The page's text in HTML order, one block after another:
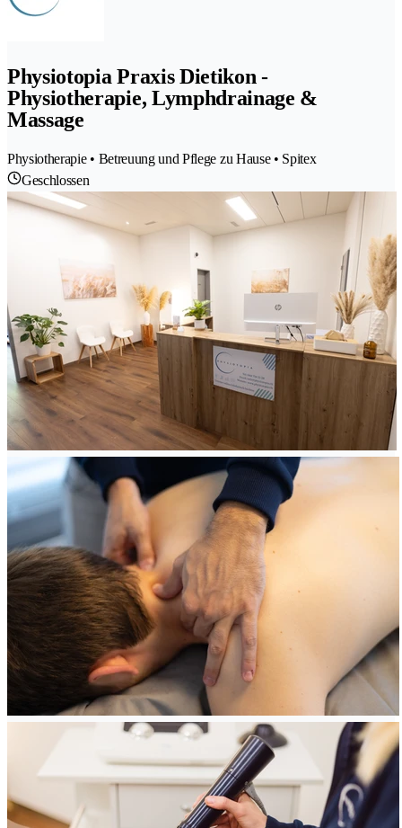
Physiotopia Praxis Dietikon -
Physiotherapie, Lymphdrainage &
Massage
Physiotherapie • Betreuung und Pflege zu Hause • Spitex
Geschlossen